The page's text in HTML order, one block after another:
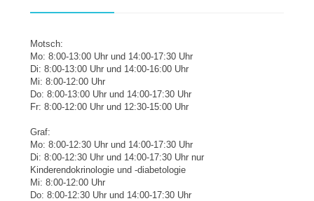
Motsch:
Mo: 8:00-13:00 Uhr und 14:00-17:30 Uhr
Di: 8:00-13:00 Uhr und 14:00-16:00 Uhr
Mi: 8:00-12:00 Uhr
Do: 8:00-13:00 Uhr und 14:00-17:30 Uhr
Fr: 8:00-12:00 Uhr und 12:30-15:00 Uhr
Graf:
Mo: 8:00-12:30 Uhr und 14:00-17:30 Uhr
Di: 8:00-12:30 Uhr und 14:00-17:30 Uhr nur
Kinderendokrinologie und -diabetologie
Mi: 8:00-12:00 Uhr
Do: 8:00-12:30 Uhr und 14:00-17:30 Uhr